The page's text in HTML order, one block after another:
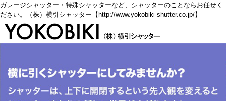
ガレージシャッター・特殊シャッターなど、シャッターのことならお任せく
ださい。（株）横引シャッター【http://www.yokobiki-shutter.co.jp/】